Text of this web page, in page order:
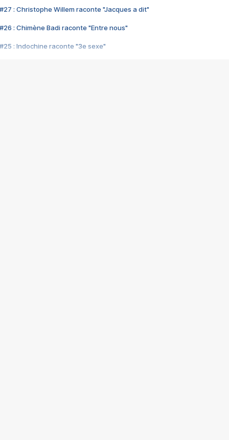
#27 : Christophe Willem raconte "Jacques a dit"
#26 : Chimène Badi raconte "Entre nous"
#25 : Indochine raconte "3e sexe"